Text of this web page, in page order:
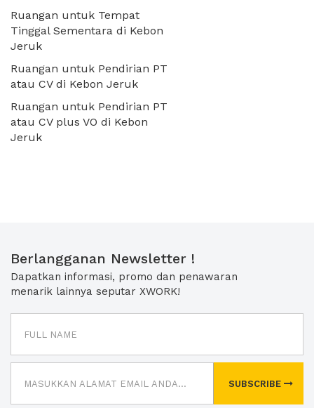
Ruangan untuk Tempat
Tinggal Sementara di Kebon
Jeruk
Ruangan untuk Pendirian PT
atau CV di Kebon Jeruk
Ruangan untuk Pendirian PT
atau CV plus VO di Kebon
Jeruk
Berlangganan Newsletter !
Dapatkan informasi, promo dan penawaran
menarik lainnya seputar XWORK!
SUBSCRIBE